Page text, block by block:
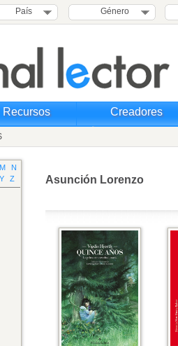
País Género
Recursos Creadores
M
N
Y Z Asunción Lorenzo